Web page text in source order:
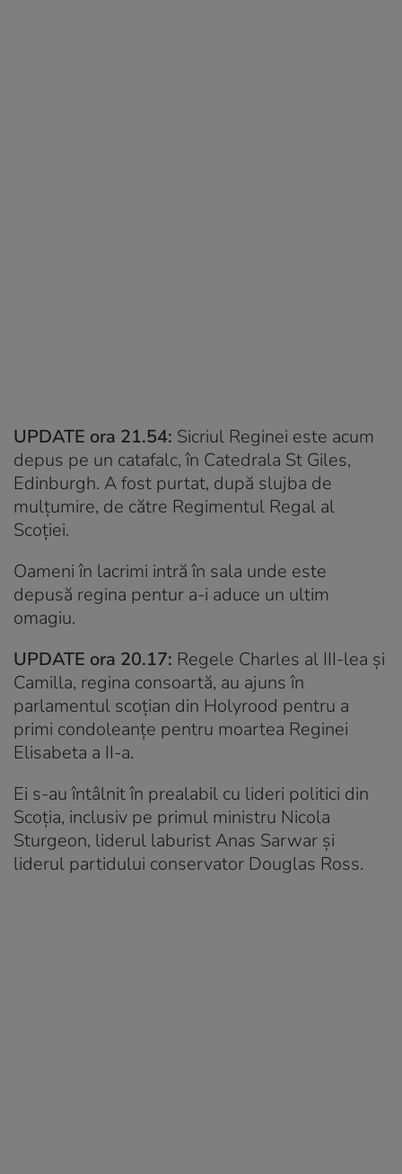
UPDATE ora 21.54: Sicriul Reginei este acum
depus pe un catafalc, în Catedrala St Giles,
Edinburgh. A fost purtat, după slujba de
mulțumire, de către Regimentul Regal al
Scoției.
Oameni în lacrimi intră în sala unde este
depusă regina pentur a-i aduce un ultim
omagiu.
UPDATE ora 20.17: Regele Charles al III-lea și
Camilla, regina consoartă, au ajuns în
parlamentul scoțian din Holyrood pentru a
primi condoleanțe pentru moartea Reginei
Elisabeta a II-a.
Ei s-au întâlnit în prealabil cu lideri politici din
Scoția, inclusiv pe primul ministru Nicola
Sturgeon, liderul laburist Anas Sarwar și
liderul partidului conservator Douglas Ross.